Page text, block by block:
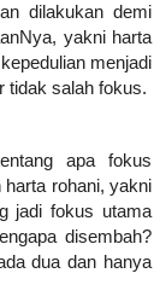
dilakukan demi
yakni harta
menjadi
tidak salah fokus.
apa fokus
rohani, yakni
jadi fokus utama
disembah?
dua dan hanya